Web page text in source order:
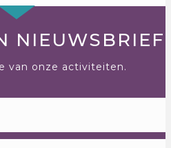
NIEUWSBRIEF
van onze activiteiten.